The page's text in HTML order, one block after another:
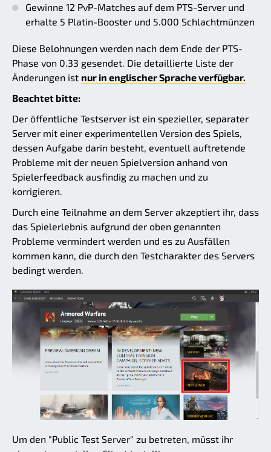
Gewinne 12 PvP-Matches auf dem PTS-Server und
erhalte 5 Platin-Booster und 5.000 Schlachtmünzen
Diese Belohnungen werden nach dem Ende der PTS-
Phase von 0.33 gesendet. Die detaillierte Liste der
Änderungen ist nur in englischer Sprache verfügbar.
Beachtet bitte:
Der öffentliche Testserver ist ein spezieller, separater
Server mit einer experimentellen Version des Spiels,
dessen Aufgabe darin besteht, eventuell auftretende
Probleme mit der neuen Spielversion anhand von
Spielerfeedback ausfindig zu machen und zu
korrigieren.
Durch eine Teilnahme an dem Server akzeptiert ihr, dass
das Spielerlebnis aufgrund der oben genannten
Probleme vermindert werden und es zu Ausfällen
kommen kann, die durch den Testcharakter des Servers
bedingt werden.
Um den "Public Test Server" zu betreten, müsst ihr